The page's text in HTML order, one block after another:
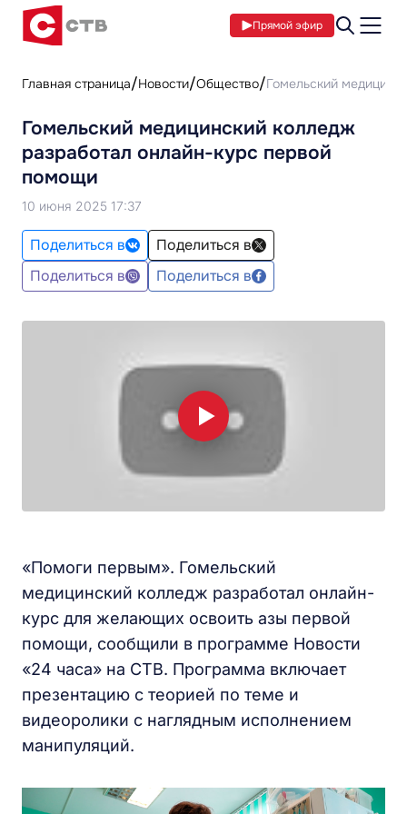
Прямой эфир
Главная страница Новости Общество Гомельский
Гомельский медицинский колледж
разработал онлайн-курс первой
помощи
10 июня 2025 17:37
Поделиться в
Поделиться в
Поделиться в
Поделиться в
«Помоги первым». Гомельский
медицинский колледж разработал онлайн-
курс для желающих освоить азы первой
помощи, сообщили в программе Новости
«24 часа» на СТВ. Программа включает
презентацию с теорией по теме и
видеоролики с наглядным исполнением
манипуляций.